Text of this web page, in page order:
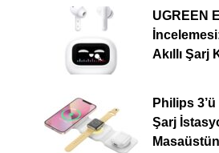
UGREEN
Akıllı Şarj
Philips
Şarj